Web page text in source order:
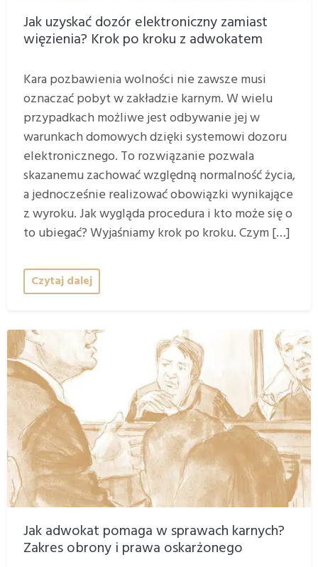
Jak uzyskać dozór elektroniczny zamiast
więzienia? Krok po kroku z adwokatem
Kara pozbawienia wolności nie zawsze musi
oznaczać pobyt w zakładzie karnym. W wielu
przypadkach możliwe jest odbywanie jej w
warunkach domowych dzięki systemowi dozoru
elektronicznego. To rozwiązanie pozwala
skazanemu zachować względną normalność życia,
a jednocześnie realizować obowiązki wynikające
z wyroku. Jak wygląda procedura i kto może się o
to ubiegać? Wyjaśniamy krok po kroku. Czym […]
Czytaj dalej
Jak adwokat pomaga w sprawach karnych?
Zakres obrony i prawa oskarżonego